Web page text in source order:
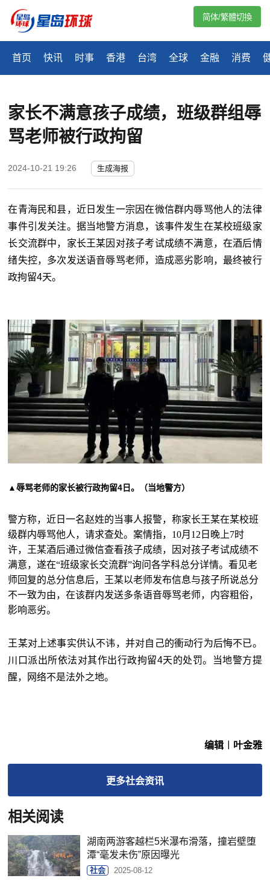
首页 快讯 时事 香港 台湾 全球 金融 消费
简体/繁體切換
家长不满意孩子成绩，班级群组辱
骂老师被行政拘留
2024-10-21 19:26 生成海报
在青海民和县，近日发生一宗因在微信群内辱骂他人的法律
事件引发关注。据当地警方消息，该事件发生在某校班级家
长交流群中，家长王某因对孩子考试成绩不满意，在酒后情
绪失控，多次发送语音辱骂老师，造成恶劣影响，最终被行
政拘留4天。
▲辱骂老师的家长被行政拘留4日。（当地警方）
警方称，近日一名赵姓的当事人报警，称家长王某在某校班
级群内辱骂他人，请求查处。案情指，10月12日晚上7时
许，王某酒后通过微信查看孩子成绩，因对孩子考试成绩不
满意，遂在“班级家长交流群”询问各学科总分详情。看见老
师回复的总分信息后，王某以老师发布信息与孩子所说总分
不一致为由，在该群内发送多条语音辱骂老师，内容粗俗，
影响恶劣。
王某对上述事实供认不讳，并对自己的衝动行为后悔不已。
川口派出所依法对其作出行政拘留4天的处罚。当地警方提
醒，网络不是法外之地。
编辑︱叶金雅
更多社会资讯
相关阅读
湖南两游客越栏5米瀑布滑落，撞岩壁堕
潭“毫发未伤”原因曝光
社会 2025-08-12